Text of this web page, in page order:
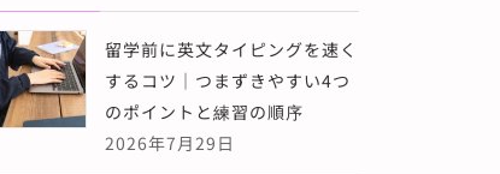
留学前に英文タイピングを速く
するコツ｜つまずきやすい4つ
のポイントと練習の順序
2026年7月29日